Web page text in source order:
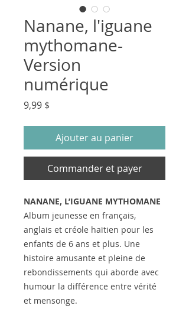
Nanane, l'iguane
mythomane-
Version
numérique
9,99 $
Ajouter au panier
Commander et payer
NANANE, L’IGUANE MYTHOMANE
Album jeunesse en français,
anglais et créole haïtien pour les
enfants de 6 ans et plus. Une
histoire amusante et pleine de
rebondissements qui aborde avec
humour la différence entre vérité
et mensonge.